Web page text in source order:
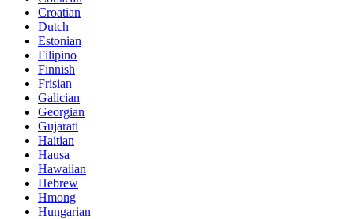
Croatian
Dutch
Estonian
Filipino
Finnish
Frisian
Galician
Georgian
Gujarati
Haitian
Hausa
Hawaiian
Hebrew
Hmong
Hungarian